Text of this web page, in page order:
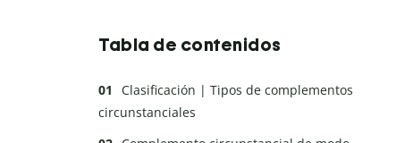
Tabla de contenidos
Clasificación | Tipos de complementos
circunstanciales